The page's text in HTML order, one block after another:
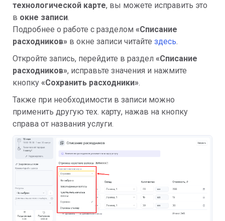
технологической карте, вы можете исправить это
в окне записи.
Подробнее о работе с разделом «Списание
расходников» в окне записи читайте здесь.
Откройте запись, перейдите в раздел «Списание
расходников», исправьте значения и нажмите
кнопку «Сохранить расходники».
Также при необходимости в записи можно
применить другую тех. карту, нажав на кнопку
справа от названия услуги.